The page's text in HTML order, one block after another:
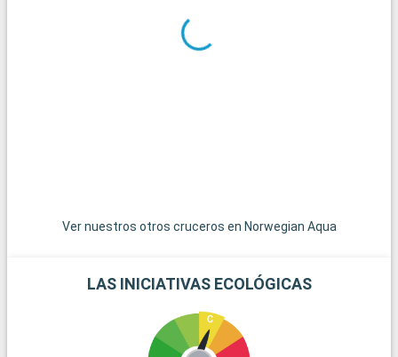
excursiones. Key West, el extremo más meridional de Estados
Unidos, es accesible por una carretera panorámica y ofrece
Ver nuestros otros cruceros en Norwegian Aqua
LAS INICIATIVAS ECOLÓGICAS